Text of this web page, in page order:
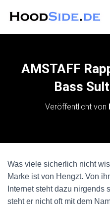
AMSTAFF
Bass
Veröffentlicht von
Was viele sicherlich nicht
Marke ist von Hengzt. Von
Internet steht dazu nirgends
steht er nicht oft mit dem